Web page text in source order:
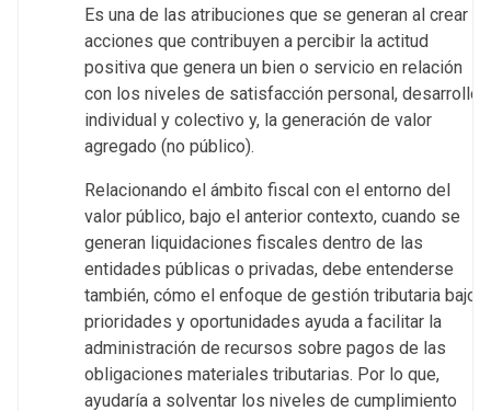
Es una de las atribuciones que se generan al crear
acciones que contribuyen a percibir la actitud
positiva que genera un bien o servicio en relación
con los niveles de satisfacción personal, desarrollo
individual y colectivo y, la generación de valor
agregado (no público).
Relacionando el ámbito fiscal con el entorno del
valor público, bajo el anterior contexto, cuando se
generan liquidaciones fiscales dentro de las
entidades públicas o privadas, debe entenderse
también, cómo el enfoque de gestión tributaria bajo
prioridades y oportunidades ayuda a facilitar la
administración de recursos sobre pagos de las
obligaciones materiales tributarias. Por lo que,
ayudaría a solventar los niveles de cumplimiento